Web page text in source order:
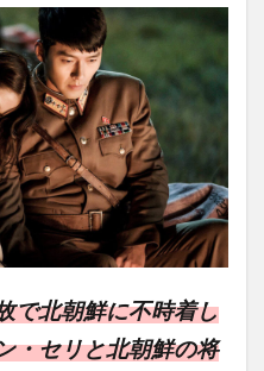
で北朝鮮に不時着し
・セリと北朝鮮の将